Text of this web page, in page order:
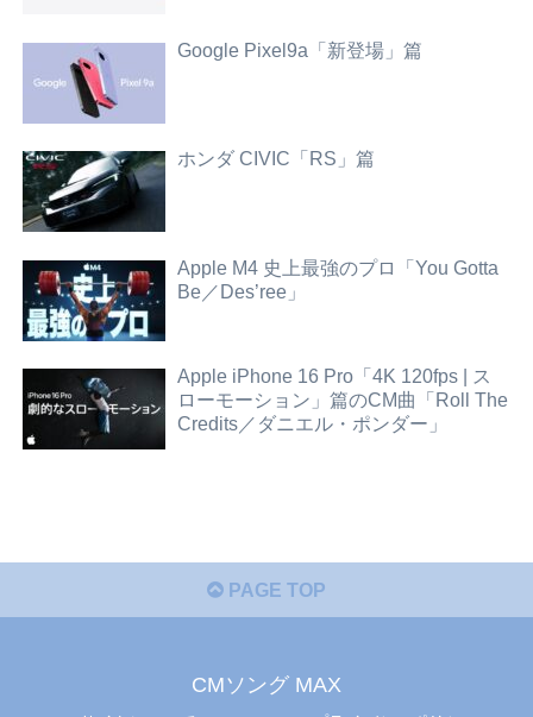
Google Pixel9a「新登場」篇
ホンダ CIVIC「RS」篇
Apple M4 史上最強のプロ「You Gotta
Be／Des’ree」
Apple iPhone 16 Pro「4K 120fps | ス
ローモーション」篇のCM曲「Roll The
Credits／ダニエル・ポンダー」
PAGE TOP
CMソング MAX